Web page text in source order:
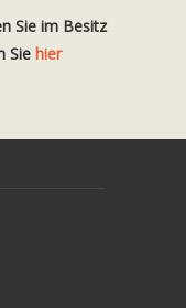
Sie im Besitz
Sie hier